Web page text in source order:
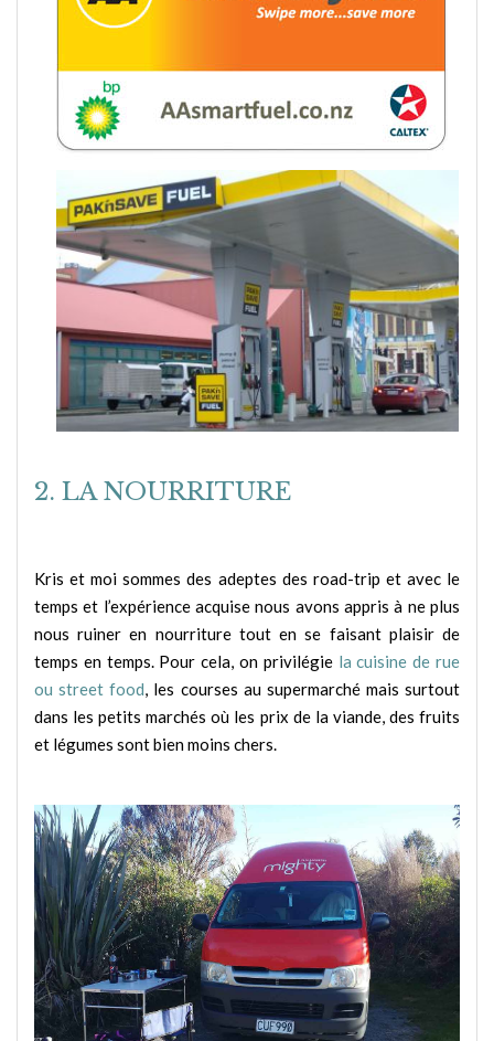
2. LA NOURRITURE
Kris et moi sommes des adeptes des road-trip et avec le
temps et l’expérience acquise nous avons appris à ne plus
nous ruiner en nourriture tout en se faisant plaisir de
temps en temps. Pour cela, on privilégiela cuisine de rue
ou street food , les courses au supermarché mais surtout
dans les petits marchés où les prix de la viande, des fruits
et légumes sont bien moins chers.